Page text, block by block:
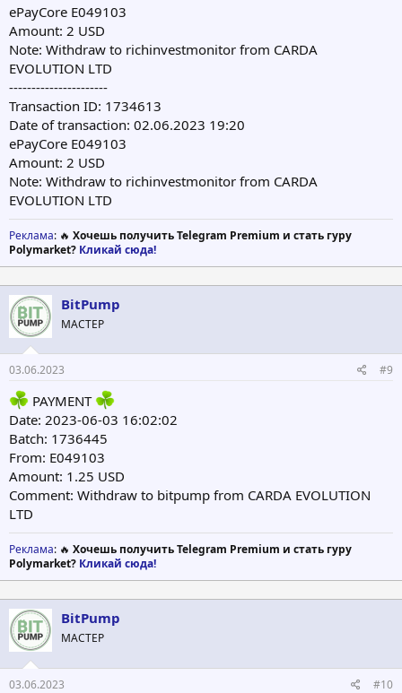
ePayCore E049103
Amount: 2 USD
Note: Withdraw to richinvestmonitor from CARDA
EVOLUTION LTD
----------------------
Transaction ID: 1734613
Date of transaction: 02.06.2023 19:20
ePayCore E049103
Amount: 2 USD
Note: Withdraw to richinvestmonitor from CARDA
EVOLUTION LTD
Реклама: 🔥 Хочешь получить Telegram Premium и стать гуру
Polymarket? Кликай сюда!
BitPump
МАСТЕР
03.06.2023 #9
PAYMENT
Date: 2023-06-03 16:02:02
Batch: 1736445
From: E049103
Amount: 1.25 USD
Comment: Withdraw to bitpump from CARDA EVOLUTION
LTD
Реклама: 🔥 Хочешь получить Telegram Premium и стать гуру
Polymarket? Кликай сюда!
BitPump
МАСТЕР
03.06.2023 #10